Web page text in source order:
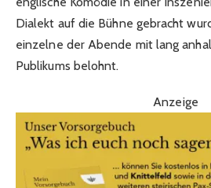
Dialekt auf die Bühne gebracht
einzelne der Abende mit lang
Publikums belohnt.
Anzeige